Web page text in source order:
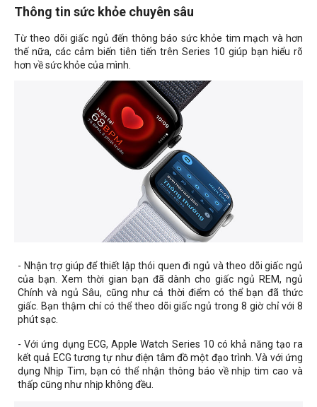
Thông tin sức khỏe chuyên sâu
Từ theo dõi giấc ngủ đến thông báo sức khỏe tim mạch và hơn
thế nữa, các cảm biến tiên tiến trên Series 10 giúp bạn hiểu rõ
hơn về sức khỏe của mình.
- Nhận trợ giúp để thiết lập thói quen đi ngủ và theo dõi giấc ngủ
của bạn. Xem thời gian bạn đã dành cho giấc ngủ REM, ngủ
Chính và ngủ Sâu, cũng như cả thời điểm có thể bạn đã thức
giấc. Bạn thậm chí có thể theo dõi giấc ngủ trong 8 giờ chỉ với 8
phút sạc.
- Với ứng dụng ECG, Apple Watch Series 10 có khả năng tạo ra
kết quả ECG tương tự như điện tâm đồ một đạo trình. Và với ứng
dụng Nhịp Tim, bạn có thể nhận thông báo về nhịp tim cao và
thấp cũng như nhịp không đều.